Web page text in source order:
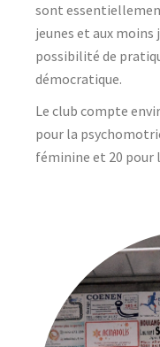
sont
jeunes et aux moins
possibilité de
démocratique.
Le club compte
pour la
féminine et 20 pour